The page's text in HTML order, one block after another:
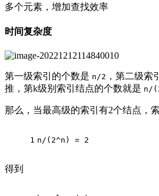
多个元素，增加查找效率
时间复杂度
第一级索引的个数是 n/2 ，第二级索
推，第k级别索引结点的个数就是 n/
那么，当最高级的索引有2个结点，
1 n/(2^n) = 2
得到